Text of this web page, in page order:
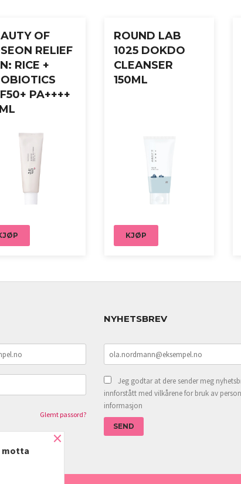
OF
RELIEF
RICE +
PA++++
ROUND LAB
1025 DOKDO
CLEANSER
150ML
KJØP
Glemt passord?
NYHETSBREV
Jeg godtar at dere sender meg
innforstått med vilkårene for bruk av
informasjon
×
motta